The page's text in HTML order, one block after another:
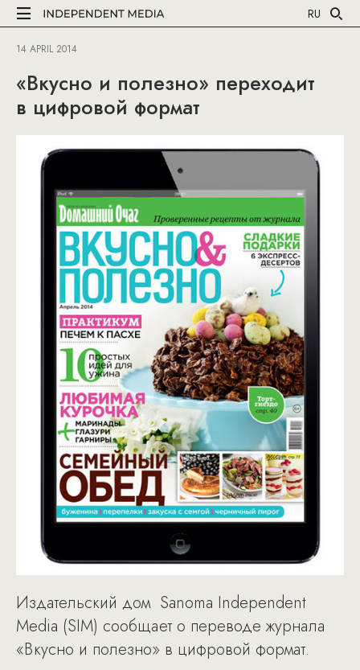
RU
14 APRIL 2014
«Вкусно и полезно» переходит
в цифровой формат
Издательский дом Sanoma Independent
Media (SIM) сообщает о переводе журнала
«Вкусно и полезно» в цифровой формат.